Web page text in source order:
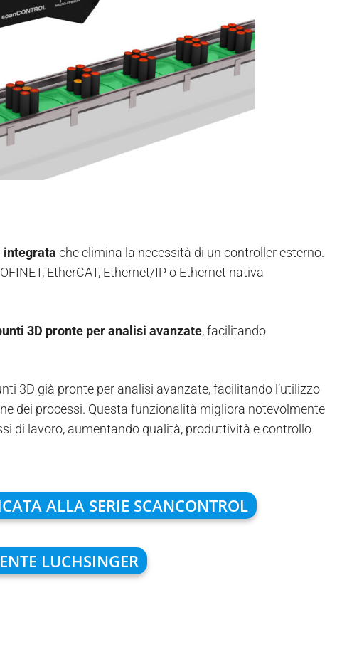
integrata che elimina la necessità di un controller esterno.
EtherCAT, Ethernet/IP o Ethernet nativa
3D pronte per analisi avanzate, facilitando
3D già pronte per analisi avanzate, facilitando l’utilizzo
dei processi. Questa funzionalità migliora notevolmente
di lavoro, aumentando qualità, produttività e controllo
ALLA SERIE SCANCONTROL
LUCHSINGER